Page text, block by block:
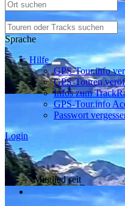
Sprache
Hilfe
GPS-Tour.info
GPS-Touren
Infos zum
GPS-Tour.info
Passwort
Login
Mitglied seit